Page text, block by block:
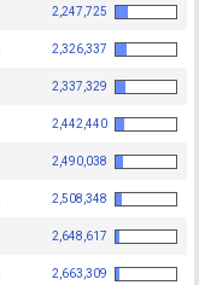
2,247,725
2,326,337
2,337,329
2,442,440
2,490,038
2,508,348
2,648,617
2,663,309